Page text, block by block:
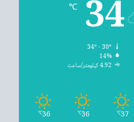
34
℃
14%
4.92 کیلومتر/ساعت
37
℃
36
℃
36
℃